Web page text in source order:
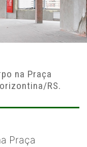
na Praça
RS.
Praça